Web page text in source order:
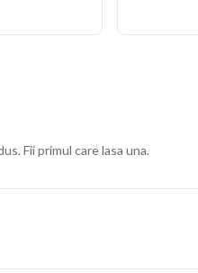
Fii primul care lasa una.